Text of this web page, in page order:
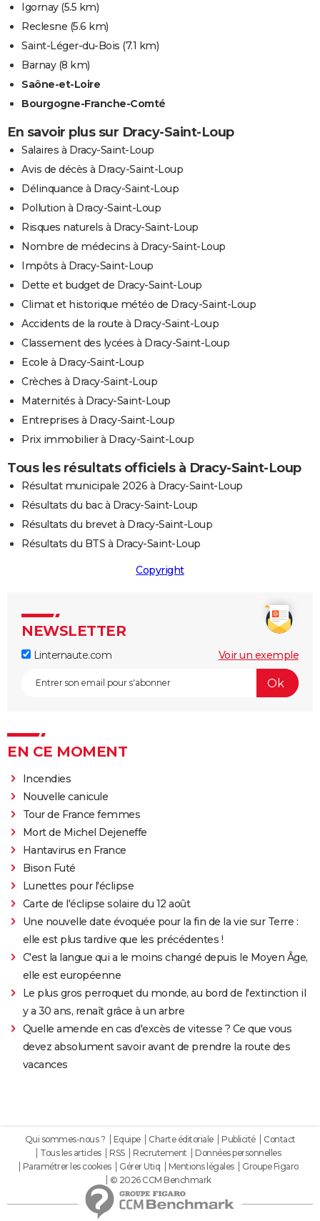
Igornay(5.5 km)
Reclesne (5.6 km)
Saint-Léger-du-Bois (7.1 km)
Barnay(8 km)
Saône-et-Loire
Bourgogne-Franche-Comté
En savoir plus sur Dracy-Saint-Loup
Salaires à Dracy-Saint-Loup
Avis de décès à Dracy-Saint-Loup
Délinquance à Dracy-Saint-Loup
Pollution à Dracy-Saint-Loup
Risques naturels à Dracy-Saint-Loup
Nombre de médecins à Dracy-Saint-Loup
Impôts à Dracy-Saint-Loup
Dette et budget de Dracy-Saint-Loup
Climat et historique météo de Dracy-Saint-Loup
Accidents de la route à Dracy-Saint-Loup
Classement des lycées à Dracy-Saint-Loup
Ecole à Dracy-Saint-Loup
Crèches à Dracy-Saint-Loup
Maternités à Dracy-Saint-Loup
Entreprises à Dracy-Saint-Loup
Prix immobilier à Dracy-Saint-Loup
Tous les résultats officiels à Dracy-Saint-Loup
Résultat municipale 2026 à Dracy-Saint-Loup
Résultats du bac à Dracy-Saint-Loup
Résultats du brevet à Dracy-Saint-Loup
Résultats du BTS à Dracy-Saint-Loup
Copyright
NEWSLETTER
Linternaute.com Voir un exemple
EN CE MOMENT
Incendies
Nouvelle canicule
Tour de France femmes
Mort de Michel Dejeneffe
Hantavirus en France
Bison Futé
Lunettes pour l'éclipse
Carte de l'éclipse solaire du 12 août
Une nouvelle date évoquée pour la fin de la vie sur Terre :
elle est plus tardive que les précédentes !
C'est la langue qui a le moins changé depuis le Moyen Âge,
elle est européenne
Le plus gros perroquet du monde, au bord de l'extinction il
y a 30 ans, renaît grâce à un arbre
Quelle amende en cas d'excès de vitesse ? Ce que vous
devez absolument savoir avant de prendre la route des
vacances
Qui sommes-nous ? Equipe Charte éditoriale Publicité
Contact
Tous les articles
RSS Recrutement
Données personnelles
Paramétrer les cookies
Gérer Utiq Mentions légales
Groupe Figaro
© 2026 CCM Benchmark